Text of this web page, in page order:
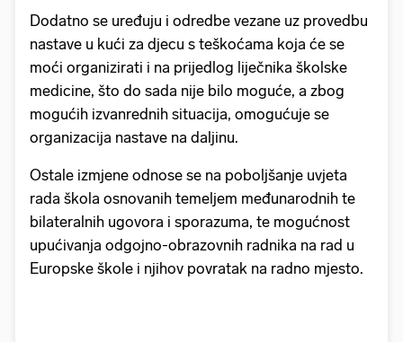
Dodatno se uređuju i odredbe vezane uz provedbu
nastave u kući za djecu s teškoćama koja će se
moći organizirati i na prijedlog liječnika školske
medicine, što do sada nije bilo moguće, a zbog
mogućih izvanrednih situacija, omogućuje se
organizacija nastave na daljinu.
Ostale izmjene odnose se na poboljšanje uvjeta
rada škola osnovanih temeljem međunarodnih te
bilateralnih ugovora i sporazuma, te mogućnost
upućivanja odgojno-obrazovnih radnika na rad u
Europske škole i njihov povratak na radno mjesto.